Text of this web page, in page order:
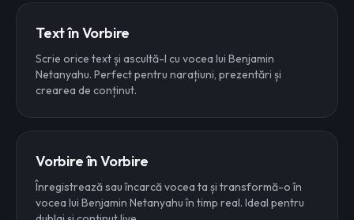
Text în Vorbire
Scrie orice text și ascultă-l cu vocea lui Benjamin
Netanyahu. Perfect pentru narațiuni, prezentări și
crearea de conținut.
Vorbire în Vorbire
Înregistrează sau încarcă vocea ta și transformă-o în
vocea lui Benjamin Netanyahu în timp real. Ideal pentru